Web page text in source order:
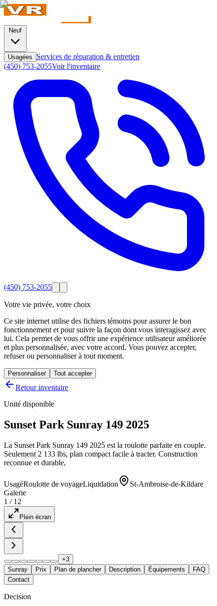
Neuf
Usagées
Services de réparation & entretien
(450) 753-2055Voir l'inventaire
(450) 753-2055
Votre vie privée, votre choix
Ce site internet utilise des fichiers témoins pour assurer le bon
fonctionnement et pour suivre la façon dont vous interagissez avec
lui. Cela permet de vous offrir une expérience utilisateur améliorée
et plus personnalisée, avec votre accord. Vous pouvez accepter,
refuser ou personnaliser à tout moment.
Personnaliser Tout accepter
Retour inventaire
Unité disponible
Sunset Park Sunray 149 2025
La Sunset Park Sunray 149 2025 est la roulotte parfaite en couple.
Seulement 2 133 lbs, plan compact facile à tracter. Construction
reconnue et durable,
UsagéRoulotte de voyageLiquidation
St-Ambroise-de-Kildare
Galerie
1 / 12
Plein écran
+3
Sunray
Prix Plan de plancher Description Équipements
FAQ
Contact
Decision